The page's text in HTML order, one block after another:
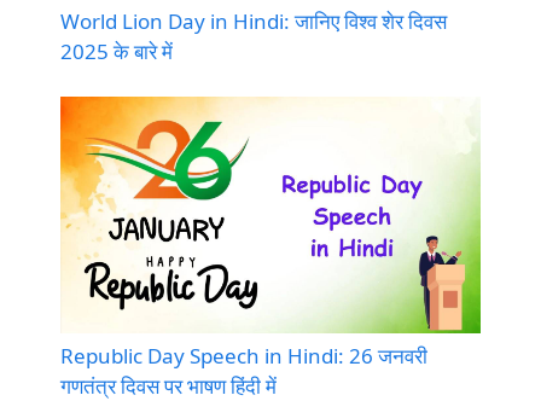
World Lion Day in Hindi: जानिए विश्व शेर दिवस
2025 के बारे में
Republic Day Speech in Hindi: 26 जनवरी
गणतंत्र दिवस पर भाषण हिंदी में